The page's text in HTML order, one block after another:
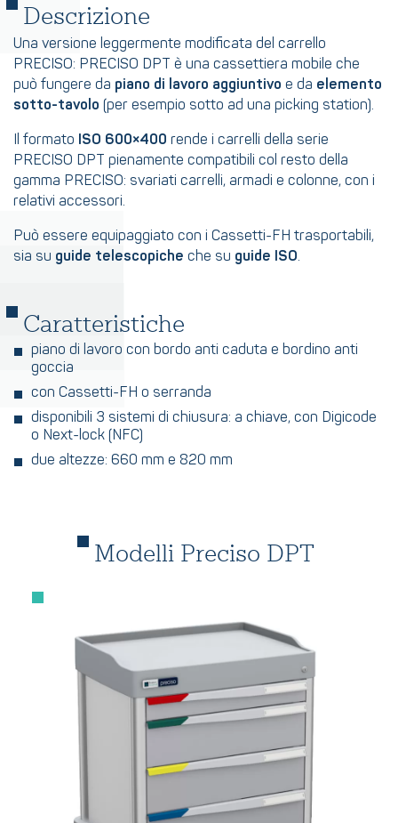
Descrizione
Una versione leggermente modificata del carrello
PRECISO: PRECISO DPT è una cassettiera mobile che
può fungere da piano di lavoro aggiuntivo e da elemento
sotto-tavolo (per esempio sotto ad una picking station).
Il formato ISO 600×400 rende i carrelli della serie
PRECISO DPT pienamente compatibili col resto della
gamma PRECISO: svariati carrelli, armadi e colonne, con i
relativi accessori.
Può essere equipaggiato con i Cassetti-FH trasportabili,
sia su guide telescopiche che su guide ISO.
Caratteristiche
piano di lavoro con bordo anti caduta e bordino anti
goccia
con Cassetti-FH o serranda
disponibili 3 sistemi di chiusura: a chiave, con Digicode
o Next-lock (NFC)
due altezze: 660 mm e 820 mm
Modelli Preciso DPT